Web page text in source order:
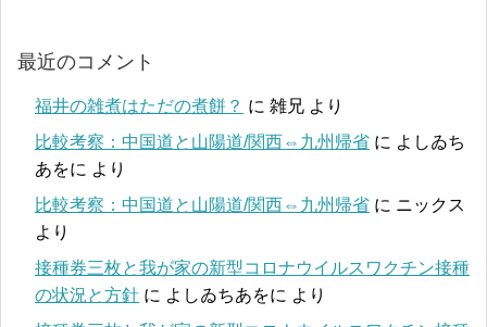
最近のコメント
福井の雑煮はただの煮餅？ に 雑兄 より
比較考察：中国道と山陽道/関西⇔九州帰省 に よしゐち
あをに より
比較考察：中国道と山陽道/関西⇔九州帰省 に ニックス
より
接種券三枚と我が家の新型コロナウイルスワクチン接種
の状況と方針 に よしゐちあをに より